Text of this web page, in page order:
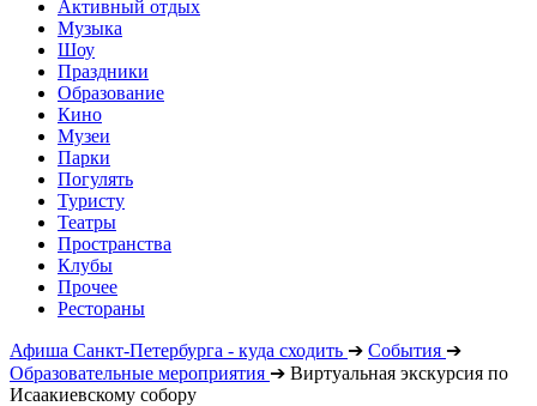
Активный отдых
Музыка
Шоу
Праздники
Образование
Кино
Музеи
Парки
Погулять
Туристу
Театры
Пространства
Клубы
Прочее
Рестораны
Афиша Санкт-Петербурга - куда сходить ➔ События ➔
Образовательные мероприятия ➔ Виртуальная экскурсия по
Исаакиевскому собору